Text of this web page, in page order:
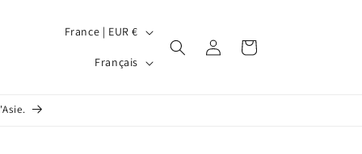
France | EUR €
Français
Connexion Panier